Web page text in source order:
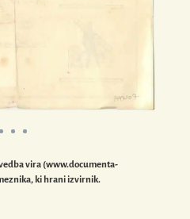
vira (www.documenta-
ki hrani izvirnik.